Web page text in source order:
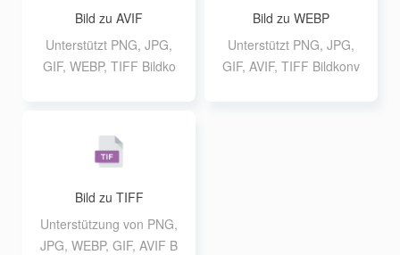
Bild zu AVIF
Unterstützt PNG, JPG,
GIF, WEBP, TIFF Bildko
ung
Bild zu WEBP
Unterstützt PNG, JPG,
GIF, AVIF, TIFF Bildkonv
Bild zu TIFF
Unterstützung von PNG,
JPG, WEBP, GIF, AVIF B